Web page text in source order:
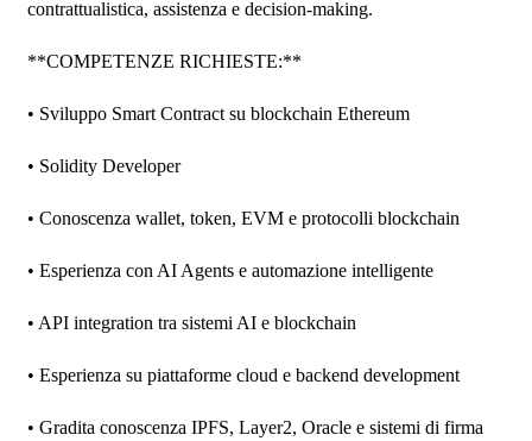
contrattualistica, assistenza e decision-making.
**COMPETENZE RICHIESTE:**
• Sviluppo Smart Contract su blockchain Ethereum
• Solidity Developer
• Conoscenza wallet, token, EVM e protocolli blockchain
• Esperienza con AI Agents e automazione intelligente
• API integration tra sistemi AI e blockchain
• Esperienza su piattaforme cloud e backend development
• Gradita conoscenza IPFS, Layer2, Oracle e sistemi di firma